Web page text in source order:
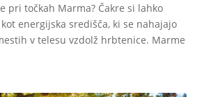
pri točkah Marma? Čakre si lahko
energijska središča, ki se nahajajo
v telesu vzdolž hrbtenice. Marme